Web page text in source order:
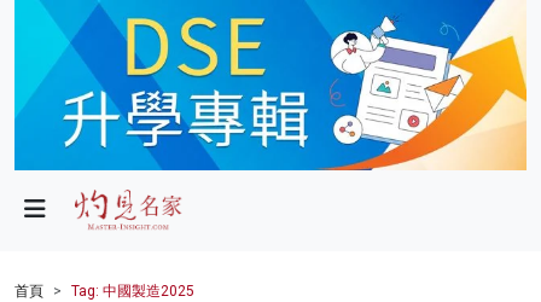
政局
財經
首頁 Tag: 中國製造2025